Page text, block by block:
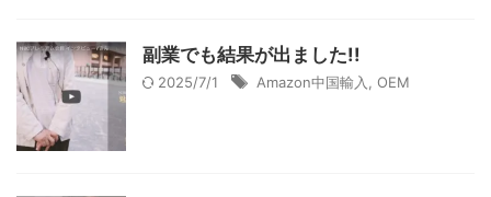
副業でも結果が出ました!!
2025/7/1 Amazon中国輸入 OEM